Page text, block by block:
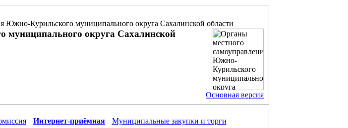
Южно-Курильского муниципального округа Сахалинской области
муниципального округа Сахалинской
Основная версия
Интернет-приёмная Муниципальные закупки и торги